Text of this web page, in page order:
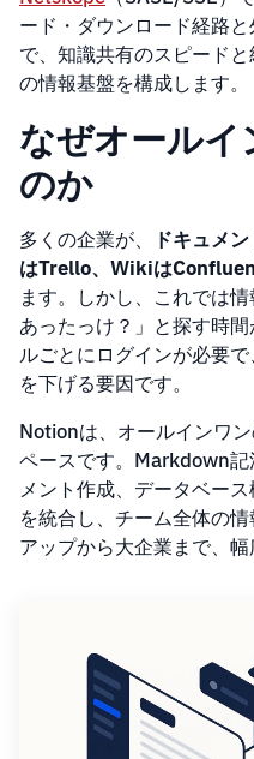
ード・ダウンロード経路
で、知識共有のスピード
の情報基盤を構成します。
なぜオールイ
のか
多くの企業が、
ドキュメ
はTrello、Wikiは
ます。しかし、これでは
あったっけ？」と探す時
ルごとにログインが必要
を下げる要因です。
Notionは、オールインワ
ペースです。Markdown
メント作成、データベー
を統合し、チーム全体の
アップから大企業まで、幅